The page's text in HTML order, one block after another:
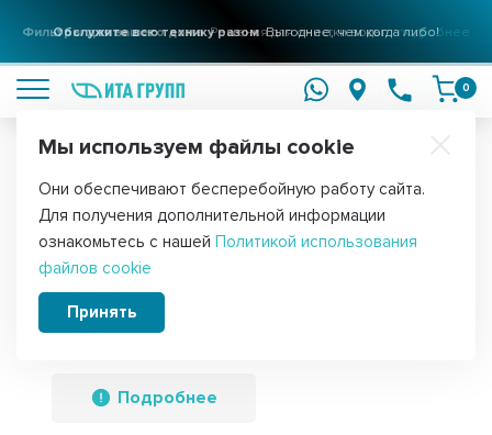
Фильтры для вашего домаРешения для очистки воды подробнее
0
Главная Фильтры для воды Картриджи Картриджи грубой
Набор 2 шт Картридж для фильтра
воды ИТА полипропиленовый PP 20"
20 мкм для корпуса Big Blue (Jumbo),
KMF30104-20
Подробнее
Мы используем файлы cookie
Они обеспечивают бесперебойную работу сайта.
Для получения дополнительной информации
ознакомьтесь с нашей Политикой использования
файлов cookie
Принять